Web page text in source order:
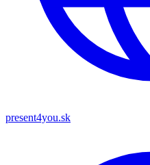
present4you.sk